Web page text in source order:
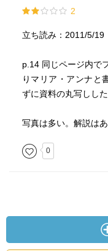
2
立ち読み：2011/5/19
p.14 同じページ内で
りマリア・アンナと
ずに資料の丸写しした
写真は多い。解説は
0